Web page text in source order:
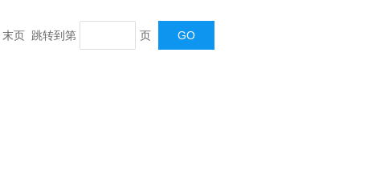
页 跳转到第 页